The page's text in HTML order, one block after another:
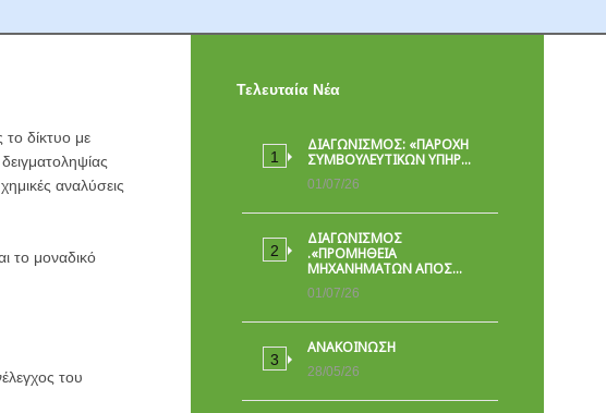
δίκτυο με
αναλύσεις
το μοναδικό
του
Τελευταία Νέα
ΔΙΑΓΩΝΙΣΜΟΣ: «ΠΑΡΟΧΉ
ΣΥΜΒΟΥΛΕΥΤΙΚΏΝ ΥΠΗΡ…
01/07/26
ΔΙΑΓΩΝΙΣΜΟΣ
.«ΠΡΟΜΗΘΕΙΑ
ΜΗΧΑΝΗΜΑΤΩΝ ΑΠΟΣ…
01/07/26
ΑΝΑΚΟΙΝΩΣΗ
28/05/26